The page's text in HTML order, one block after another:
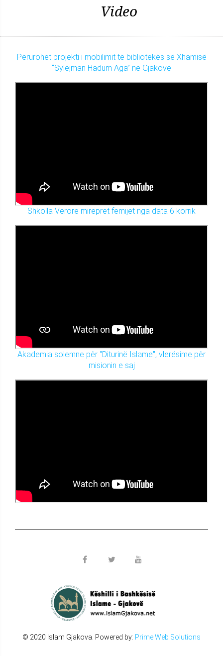
Video
Përurohet projekti i mobilimit të bibliotekës së Xhamisë
“Sylejman Hadum Aga” në Gjakovë
Shkolla Verore mirëpret fëmijët nga data 6 korrik
Akademia solemne për "Diturinë Islame", vlerësime për
misionin e saj
© 2020 Islam Gjakova. Powered by: Prime Web Solutions